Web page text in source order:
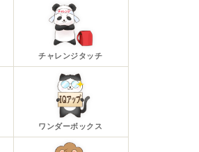
チャレンジタッチ
ワンダーボックス